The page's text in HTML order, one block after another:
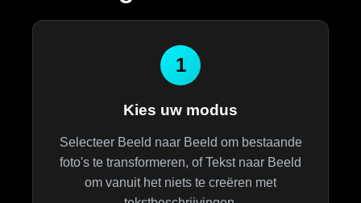
1
Kies uw modus
Selecteer Beeld naar Beeld om bestaande
foto's te transformeren, of Tekst naar Beeld
om vanuit het niets te creëren met